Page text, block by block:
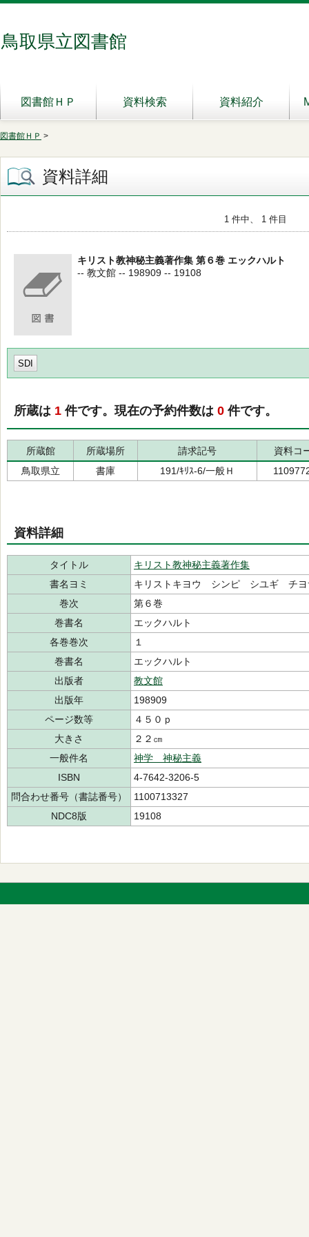
鳥取県立図書館
図書館ＨＰ 資料検索 資料紹介
図書館ＨＰ >
資料詳細
1 件中、 1 件目
キリスト教神秘主義著作集 第６巻 エックハルト
-- 教文館 -- 198909 -- 19108
SDI
所蔵は 1 件です。現在の予約件数は 0 件です。
所蔵館 所蔵場所 請求記号
資料コ
鳥取県立
書庫 191/ｷﾘｽ-6/一般Ｈ
資料詳細
タイトル
キリスト教神秘主義著作集
書名ヨミ
キリストキヨウ シンピ シユギ チヨ
巻次
第６巻
巻書名
エックハルト
各巻巻次
１
巻書名
エックハルト
出版者
教文館
出版年
198909
ページ数等
４５０ｐ
大きさ
２２㎝
一般件名
神学 神秘主義
ISBN
4-7642-3206-5
問合わせ番号（書誌番号）
1100713327
NDC8版
19108